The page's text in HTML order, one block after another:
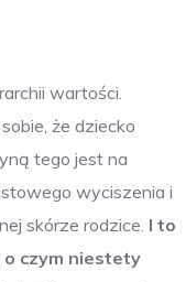
wartości.
że dziecko
tego jest na
wyciszenia i
skórze rodzice. I to
o czym niestety